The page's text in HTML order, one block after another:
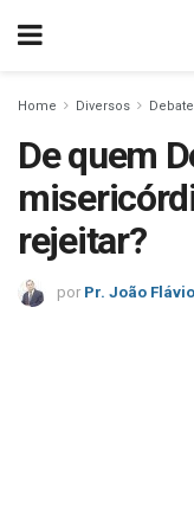
Home Diversos
De quem
rejeitar?
por Pr. João